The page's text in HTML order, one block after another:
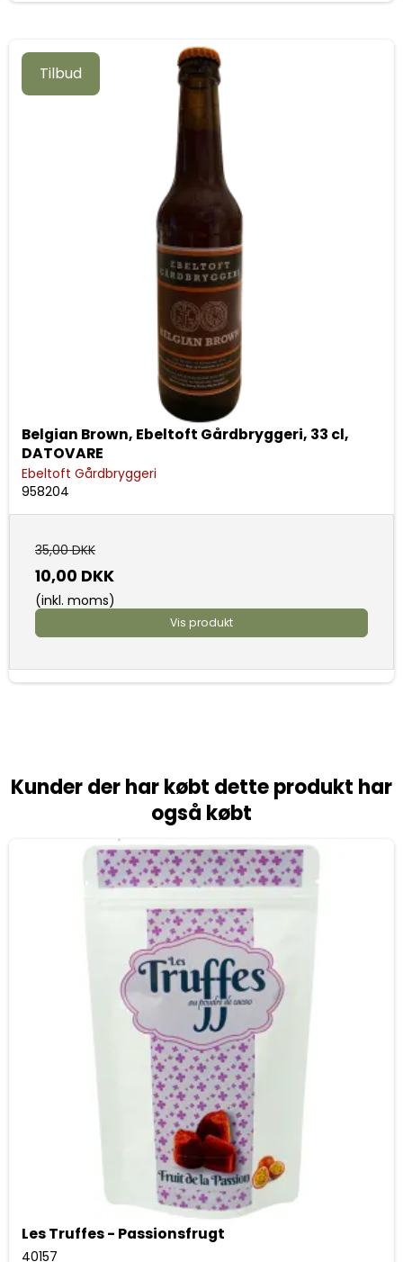
Tilbud
Belgian Brown, Ebeltoft Gårdbryggeri, 33 cl,
DATOVARE
Ebeltoft Gårdbryggeri
958204
35,00 DKK
10,00 DKK
(inkl. moms)
Vis produkt
Kunder der har købt dette produkt har
også købt
Les Truffes - Passionsfrugt
40157